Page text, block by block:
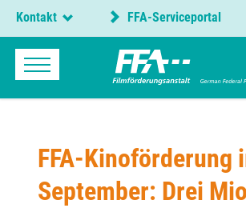
Kontakt FFA-Serviceportal
FFA-Kinoförderung
September: Drei